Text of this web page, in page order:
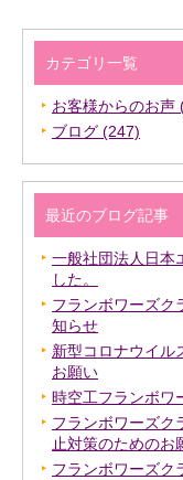
カテゴリ一覧
お客様からのお声
ブログ (247)
最近のブログ記事
一般社団法人日本
した。
フランボワーズク
知らせ
新型コロナウイル
お願い
時空工フランボワ
フランボワーズク
止対策のための
フランボワーズク